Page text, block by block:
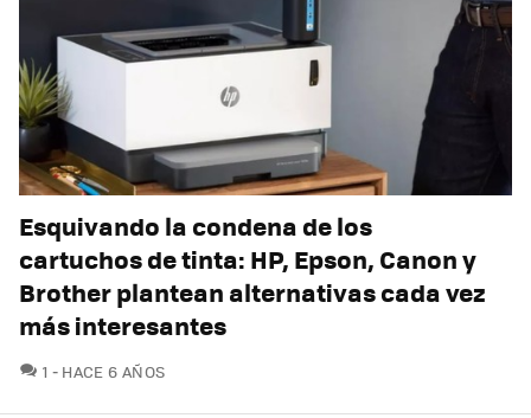
Esquivando la condena de los
cartuchos de tinta: HP, Epson, Canon y
Brother plantean alternativas cada vez
más interesantes
1 COMENTARIOS
HACE 6 AÑOS